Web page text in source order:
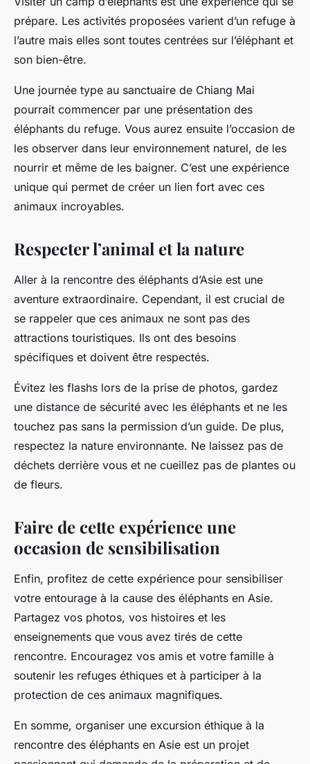
prépare. Les activités proposées varient d’un refuge à
l’autre mais elles sont toutes centrées sur l’éléphant et
son bien-être.
Une journée type au sanctuaire de Chiang Mai
pourrait commencer par une présentation des
éléphants du refuge. Vous aurez ensuite l’occasion de
les observer dans leur environnement naturel, de les
nourrir et même de les baigner. C’est une expérience
unique qui permet de créer un lien fort avec ces
animaux incroyables.
Respecter l’animal et la nature
Aller à la rencontre des éléphants d’Asie est une
aventure extraordinaire. Cependant, il est crucial de
se rappeler que ces animaux ne sont pas des
attractions touristiques. Ils ont des besoins
spécifiques et doivent être respectés.
Évitez les flashs lors de la prise de photos, gardez
une distance de sécurité avec les éléphants et ne les
touchez pas sans la permission d’un guide. De plus,
respectez la nature environnante. Ne laissez pas de
déchets derrière vous et ne cueillez pas de plantes ou
de fleurs.
Faire de cette expérience une
occasion de sensibilisation
Enfin, profitez de cette expérience pour sensibiliser
votre entourage à la cause des éléphants en Asie.
Partagez vos photos, vos histoires et les
enseignements que vous avez tirés de cette
rencontre. Encouragez vos amis et votre famille à
soutenir les refuges éthiques et à participer à la
protection de ces animaux magnifiques.
En somme, organiser une excursion éthique à la
rencontre des éléphants en Asie est un projet